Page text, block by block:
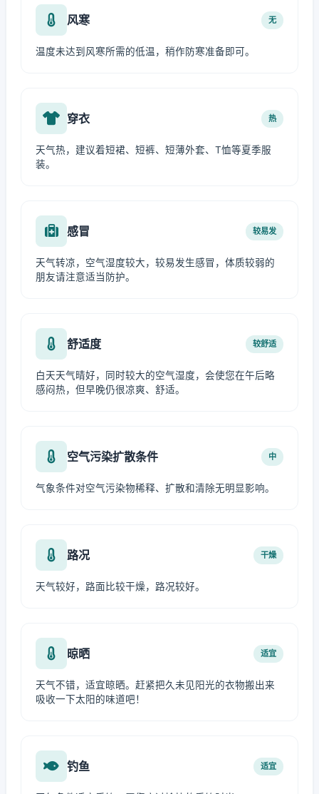
风寒 无
温度未达到风寒所需的低温，稍作防寒准备即可。
穿衣 热
天气热，建议着短裙、短裤、短薄外套、T恤等夏季服
装。
感冒 较易发
天气转凉，空气湿度较大，较易发生感冒，体质较弱的
朋友请注意适当防护。
舒适度 较舒适
白天天气晴好，同时较大的空气湿度，会使您在午后略
感闷热，但早晚仍很凉爽、舒适。
空气污染扩散条件 中
气象条件对空气污染物稀释、扩散和清除无明显影响。
路况 干燥
天气较好，路面比较干燥，路况较好。
晾晒 适宜
天气不错，适宜晾晒。赶紧把久未见阳光的衣物搬出来
吸收一下太阳的味道吧！
钓鱼 适宜